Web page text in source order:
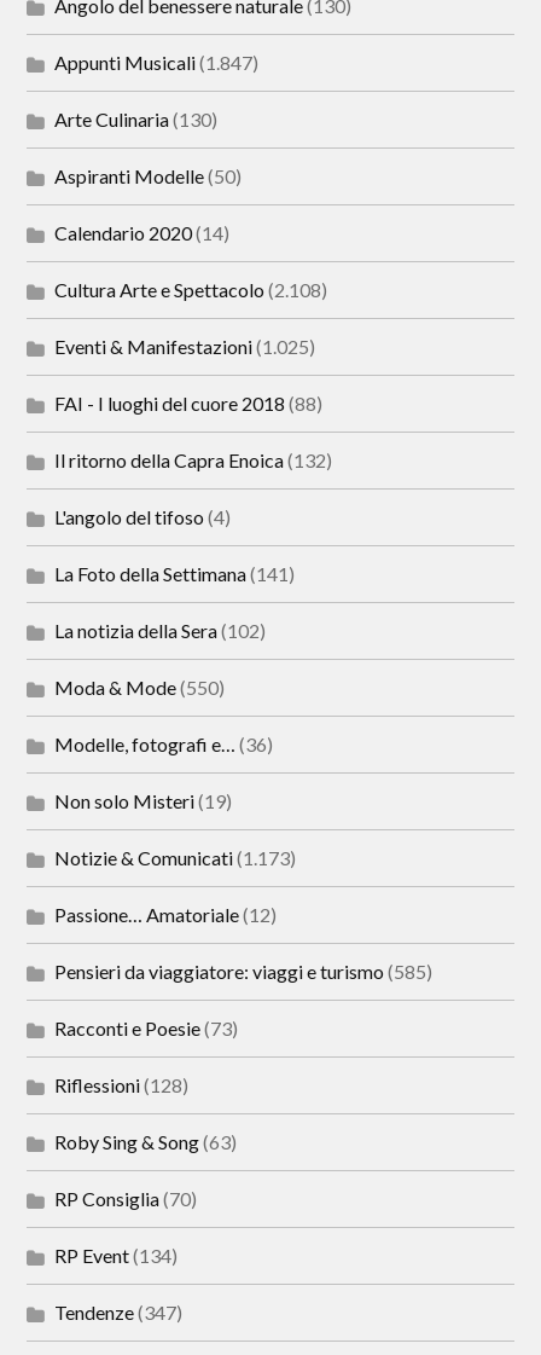
Angolo del benessere naturale(130)
Appunti Musicali(1.847)
Arte Culinaria(130)
Aspiranti Modelle(50)
Calendario 2020(14)
Cultura Arte e Spettacolo (2.108)
Eventi & Manifestazioni(1.025)
FAI - I luoghi del cuore 2018 (88)
Il ritorno della Capra Enoica(132)
L'angolo del tifoso (4)
La Foto della Settimana(141)
La notizia della Sera(102)
Moda & Mode(550)
Modelle, fotografi e… (36)
Non solo Misteri(19)
Notizie & Comunicati(1.173)
Passione… Amatoriale(12)
Pensieri da viaggiatore: viaggi e turismo (585)
Racconti e Poesie(73)
Riflessioni(128)
Roby Sing & Song(63)
RP Consiglia(70)
RP Event(134)
Tendenze(347)